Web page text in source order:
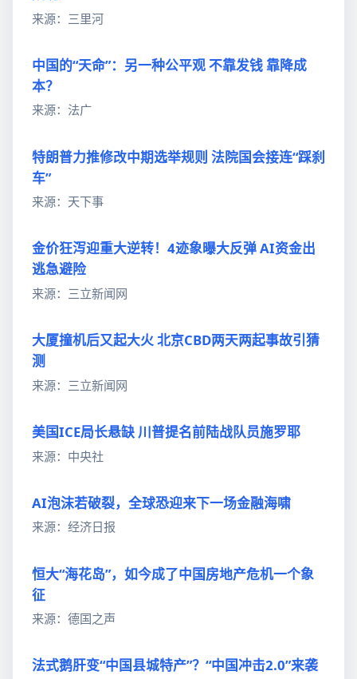
来源：三里河
中国的“天命”：另一种公平观 不靠发钱 靠降成
本？
来源：法广
特朗普力推修改中期选举规则 法院国会接连“踩刹
车”
来源：天下事
金价狂泻迎重大逆转！4迹象曝大反弹 AI资金出
逃急避险
来源：三立新闻网
大厦撞机后又起大火 北京CBD两天两起事故引猜
测
来源：三立新闻网
美国ICE局长悬缺 川普提名前陆战队员施罗耶
来源：中央社
AI泡沫若破裂，全球恐迎来下一场金融海啸
来源：经济日报
恒大“海花岛”，如今成了中国房地产危机一个象
征
来源：德国之声
法式鹅肝变“中国县城特产”？“中国冲击2.0”来袭